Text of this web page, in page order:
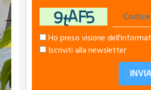
Ho preso visione
Iscriviti alla newsletter
INVIA